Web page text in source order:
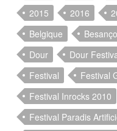
2015
2016
Belgique
Dour
Dour
Festival
Festival
Festival Inrocks 2010
Festival Paradis